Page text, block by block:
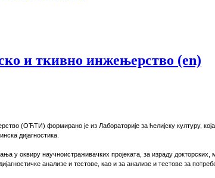
и ткивно инжењерство (en)
(ОЋТИ) формирано је из Лабораторије за ћелијску културу,
дијагностика.
у оквиру научноистраживачких пројеката, за израду
анализе и тестове, као и за анализе и тестове за